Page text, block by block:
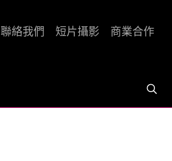
聯絡我們 短片攝影 商業合作